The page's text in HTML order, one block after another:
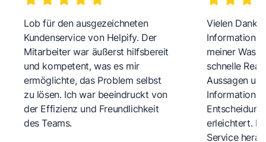
Lob für den ausgezeichneten
Kundenservice von Helpify. Der
Mitarbeiter war äußerst hilfsbereit
und kompetent, was es mir
ermöglichte, das Problem selbst
zu lösen. Ich war beeindruckt von
der Effizienz und Freundlichkeit
des Teams.
Vielen Dank
meiner
schnelle
Aussagen
erleichtert.
Service